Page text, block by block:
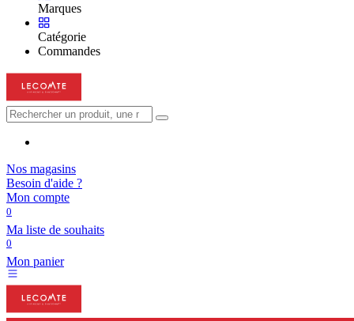
Marques
Catégorie
Commandes
Nos magasins
Besoin d'aide ?
Mon compte
0
Ma liste de souhaits
0
Mon panier